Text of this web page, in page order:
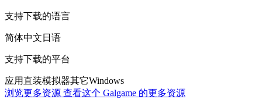
支持下载的语言
简体中文 日语
支持下载的平台
应用直装模拟器其它Windows
浏览更多资源 查看这个 Galgame 的更多资源